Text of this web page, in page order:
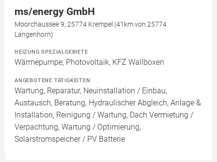
ms/energy GmbH
Moorchaussee 9, 25774 Krempel (41km von 25774
Langenhorn)
HEIZUNG SPEZIALGEBIETE
Wärmepumpe, Photovoltaik, KFZ Wallboxen
ANGEBOTENE TÄTIGKEITEN
Wartung, Reparatur, Neuinstallation / Einbau,
Austausch, Beratung, Hydraulischer Abgleich, Anlage &
Installation, Reinigung / Wartung, Dach Vermietung /
Verpachtung, Wartung / Optimierung,
Solarstromspeicher / PV Batterie